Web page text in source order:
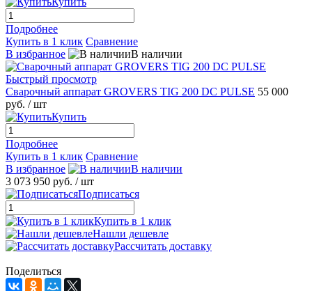
Подробнее
Купить в 1 клик Сравнение
В избранное
В наличии
Быстрый просмотр
Сварочный аппарат GROVERS TIG 200 DC PULSE 55 000
руб. / шт
Купить
Подробнее
Купить в 1 клик Сравнение
В избранное
В наличии
3 073 950 руб. / шт
Подписаться
Купить в 1 клик
Нашли дешевле
Рассчитать доставку
Поделиться